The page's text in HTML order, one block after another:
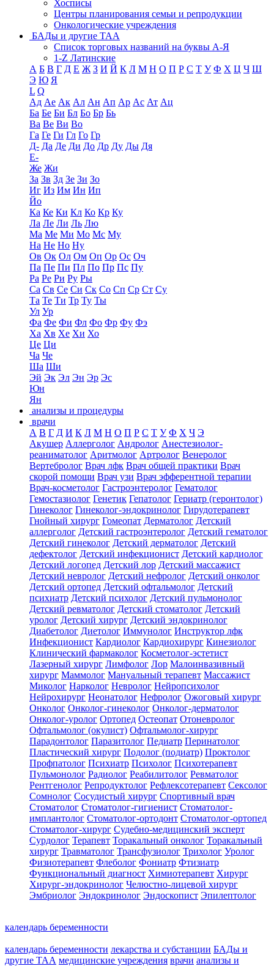
Хосписы
Центры планирования семьи и репродукции
Онкологические учреждения
БАДы и другие ТАА
Список торговых названий на буквы А-Я
1-Z Латинские
А Б В Г Д Е Ж З И Й К Л М Н О П Р С Т У Ф Х Ц Ч Ш
Э Ю Я
L Q
Ад Ае Ак Ал Ан Ап Ар Ас Ат Ац
Ба Бе Би Бл Бо Бр Бь
Ва Ве Ви Во
Га Ге Ги Гл Го Гр
Д- Да Де Ди До Др Ду Ды Дя
Е-
Же Жи
За Зв Зд Зе Зи Зо
Иг Из Им Ин Ип
Йо
Ка Ке Ки Кл Ко Кр Ку
Ла Ле Ли Ль Лю
Ма Ме Ми Мо Мс Му
На Не Но Ну
Ов Ок Ол Ом Оп Ор Ос Оч
Па Пе Пи Пл По Пр Пс Пу
Ра Ре Ри Ру Ры
Са Св Се Си Ск Со Сп Ср Ст Су
Та Те Ти Тр Ту Ты
Ул Ур
Фа Фе Фи Фл Фо Фр Фу Фэ
Ха Хв Хе Хи Хо
Це Ци
Ча Че
Ша Ши
Эй Эк Эл Эн Эр Эс
Юн
Ян
анализы и процедуры
врачи
А В Г Д И К Л М Н О П Р С Т У Ф Х Ч Э
Акушер Аллерголог Андролог Анестезиолог-
реаниматолог Аритмолог Артролог Венеролог
Вертебролог Врач лфк Врач общей практики Врач
скорой помощи Врач узи Врач эфферентной терапии
Врач-косметолог Гастроэнтеролог Гематолог
Гемостазиолог Генетик Гепатолог Гериатр (геронтолог)
Гинеколог Гинеколог-эндокринолог Гирудотерапевт
Гнойный хирург Гомеопат Дерматолог Детский
аллерголог Детский гастроэнтеролог Детский гематолог
Детский гинеколог Детский дерматолог Детский
дефектолог Детский инфекционист Детский кардиолог
Детский логопед Детский лор Детский массажист
Детский невролог Детский нефролог Детский онколог
Детский ортопед Детский офтальмолог Детский
психиатр Детский психолог Детский пульмонолог
Детский ревматолог Детский стоматолог Детский
уролог Детский хирург Детский эндокринолог
Диабетолог Диетолог Иммунолог Инструктор лфк
Инфекционист Кардиолог Кардиохирург Кинезиолог
Клинический фармаколог Косметолог-эстетист
Лазерный хирург Лимфолог Лор Малоинвазивный
хирург Маммолог Мануальный терапевт Массажист
Миколог Нарколог Невролог Нейропсихолог
Нейрохирург Неонатолог Нефролог Ожоговый хирург
Онколог Онколог-гинеколог Онколог-дерматолог
Онколог-уролог Ортопед Остеопат Отоневролог
Офтальмолог (окулист) Офтальмолог-хирург
Парадонтолог Паразитолог Педиатр Перинатолог
Пластический хирург Подолог (подиатр) Проктолог
Профпатолог Психиатр Психолог Психотерапевт
Пульмонолог Радиолог Реабилитолог Ревматолог
Рентгенолог Репродуктолог Рефлексотерапевт Сексолог
Сомнолог Сосудистый хирург Спортивный врач
Стоматолог Стоматолог-гигиенист Стоматолог-
имплантолог Стоматолог-ортодонт Стоматолог-ортопед
Стоматолог-хирург Судебно-медицинский эксперт
Сурдолог Терапевт Торакальный онколог Торакальный
хирург Травматолог Трансфузиолог Трихолог Уролог
Физиотерапевт Флеболог Фониатр Фтизиатр
Функциональный диагност Химиотерапевт Хирург
Хирург-эндокринолог Челюстно-лицевой хирург
Эмбриолог Эндокринолог Эндоскопист Эпилептолог
календарь беременности
календарь беременности лекарства и субстанции БАДы и
другие ТАА медицинские учреждения врачи анализы и